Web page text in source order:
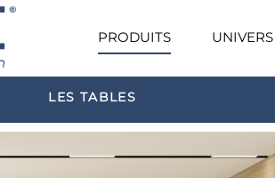
PRODUITS
LES TABLES